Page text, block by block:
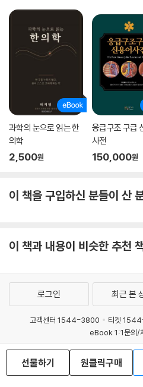
과학의 눈으로 읽는 한
의학
2,500원
응급구조 구급
사전
150,000원
이 책을 구입하신 분들이 산
이 책과 내용이 비슷한 추천
선물하기 원클릭구매
로그인 최근 본
고객센터 1544-3800 티켓
eBook 1:1문의/
예스이십사(주) 사
이용약관
개인정보처리